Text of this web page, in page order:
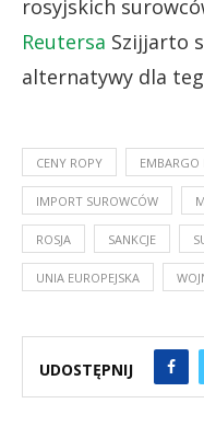
rosyjskich
Reutersa Szijjarto
alternatywy dla
CENY ROPY EMBARGO
IMPORT SUROWCÓW
ROSJA SANKCJE
UNIA EUROPEJSKA
UDOSTĘPNIJ